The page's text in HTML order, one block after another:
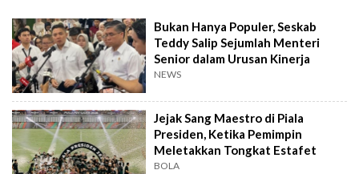
Bukan Hanya Populer, Seskab
Teddy Salip Sejumlah Menteri
Senior dalam Urusan Kinerja
NEWS
Jejak Sang Maestro di Piala
Presiden, Ketika Pemimpin
Meletakkan Tongkat Estafet
BOLA